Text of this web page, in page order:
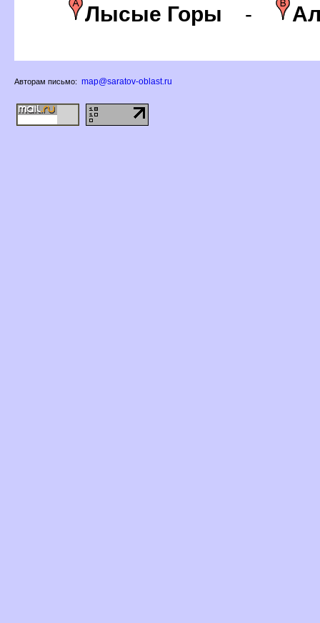
Лысые Горы -
Авторам письмо: map@saratov-oblast.ru